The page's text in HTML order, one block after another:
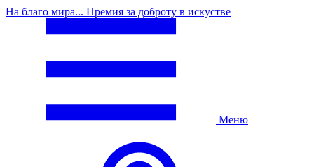
На благо мира... Премия за доброту в искустве
Меню